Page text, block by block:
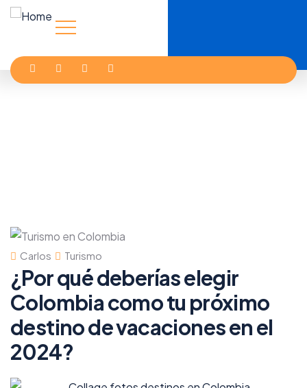
Carlos Turismo
¿Por qué deberías elegir
Colombia como tu próximo
destino de vacaciones en el
2024?